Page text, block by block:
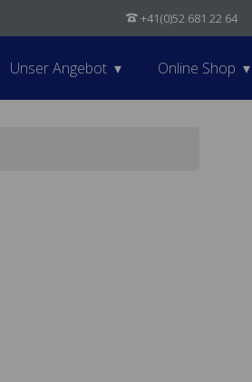
+41(0)52 681 22 64
Unser Angebot Online Shop